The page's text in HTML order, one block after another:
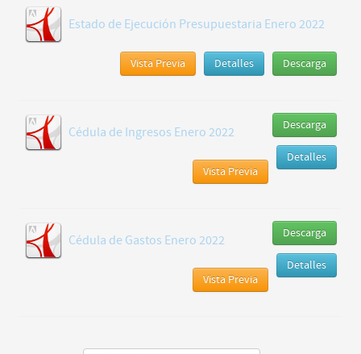
Estado de Ejecución Presupuestaria Enero 2022
Descarga
Detalles
Vista Previa
Cédula de Ingresos Enero 2022 Descarga
Detalles
Vista Previa
Cédula de Gastos Enero 2022 Descarga
Detalles
Vista Previa